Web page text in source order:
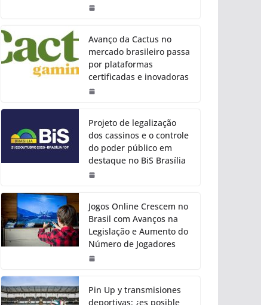
Avanço da Cactus no
mercado brasileiro passa
por plataformas
certificadas e inovadoras
Projeto de legalização
dos cassinos e o controle
do poder público em
destaque no BiS Brasília
Jogos Online Crescem no
Brasil com Avanços na
Legislação e Aumento do
Número de Jogadores
Pin Up y transmisiones
deportivas: ¿es posible